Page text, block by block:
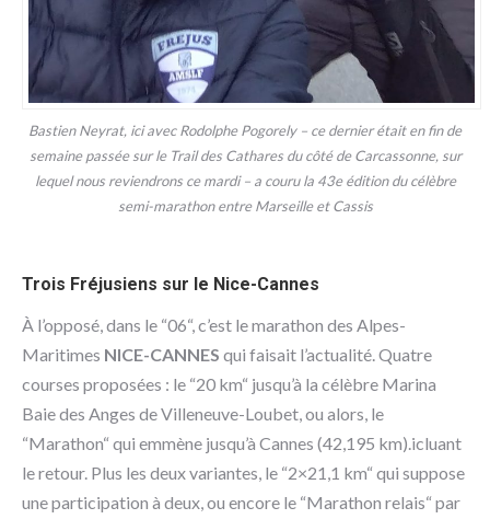
Bastien Neyrat, ici avec Rodolphe Pogorely – ce dernier était en fin de
semaine passée sur le Trail des Cathares du côté de Carcassonne, sur
lequel nous reviendrons ce mardi – a couru la 43e édition du célèbre
semi-marathon entre Marseille et Cassis
Trois Fréjusiens sur le Nice-Cannes
À l’opposé, dans le “06“, c’est le marathon des Alpes-
Maritimes NICE-CANNES qui faisait l’actualité. Quatre
courses proposées : le “20 km“ jusqu’à la célèbre Marina
Baie des Anges de Villeneuve-Loubet, ou alors, le
“Marathon“ qui emmène jusqu’à Cannes (42,195 km).icluant
le retour. Plus les deux variantes, le “2×21,1 km“ qui suppose
une participation à deux, ou encore le “Marathon relais“ par